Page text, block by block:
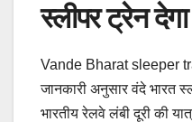
स्लीपर ट्रेन देगा
Vande Bharat sleeper
जानकारी अनुसार वंदे भारत
भारतीय रेलवे लंबी दूरी की